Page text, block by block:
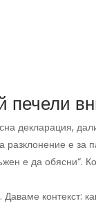
печели
декларация,
разклонение е за
е да
контекст: